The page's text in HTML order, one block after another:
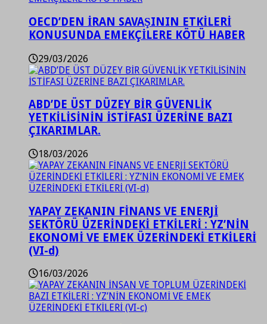
OECD’DEN İRAN SAVAŞININ ETKİLERİ
KONUSUNDA EMEKÇİLERE KÖTÜ HABER
29/03/2026
ABD’DE ÜST DÜZEY BİR GÜVENLİK
YETKİLİSİNİN İSTİFASI ÜZERİNE BAZI
ÇIKARIMLAR.
18/03/2026
YAPAY ZEKANIN FİNANS VE ENERJİ
SEKTÖRÜ ÜZERİNDEKİ ETKİLERİ : YZ’NİN
EKONOMİ VE EMEK ÜZERİNDEKİ ETKİLERİ
(VI-d)
16/03/2026